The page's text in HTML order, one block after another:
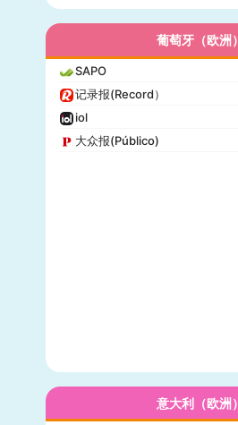
葡萄牙（欧洲）
SAPO
记录报(Record）
iol
大众报(Público)
意大利（欧洲）